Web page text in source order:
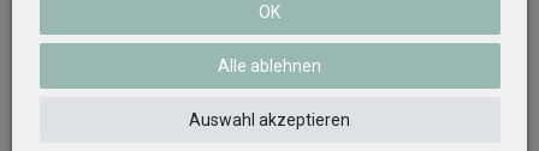
Weitere interessante Artikel
OK
Alle ablehnen
Auswahl akzeptieren